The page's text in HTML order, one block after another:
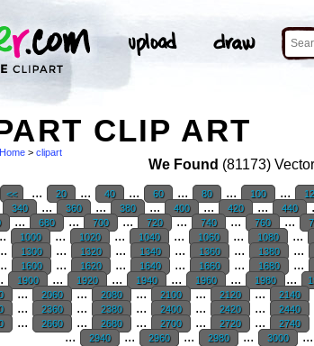
CLIP ART
Home > clipart
We Found (81173)
<< ... 20 ... 40 ... 60 ... 80 ... 100 ...
340 ... 360 ... 380 ... 400 ... 420 ... 440
... 680 ... 700 ... 720 ... 740 ... 760 ...
1000 ... 1020 ... 1040 ... 1060 ... 1080 ...
1300 ... 1320 ... 1340 ... 1360 ... 1380 ...
1600 ... 1620 ... 1640 ... 1660 ... 1680 ...
1900 ... 1920 ... 1940 ... 1960 ... 1980 ...
... 2060 ... 2080 ... 2100 ... 2120 ... 2140
... 2360 ... 2380 ... 2400 ... 2420 ... 2440
... 2660 ... 2680 ... 2700 ... 2720 ... 2740
... 2940 ... 2960 ... 2980 ... 3000 ...